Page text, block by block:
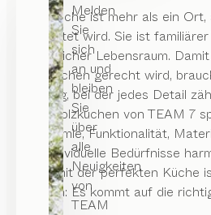
Melden
Sie
sich
an und
bleiben
Sie
über
alle
Neuigkeiten
von
TEAM
Eine Küche ist mehr als ein
zubereitet wird. Sie ist
persönlicher Lebensraum.
Ansprüchen gerecht wird,
Planung, bei der jedes Detail
Naturholzküchen von TEAM 7
Ergonomie, Funktionalität,
und individuelle Bedürfnisse
Denn mit der perfekten Küche
Kochen: Es kommt auf die